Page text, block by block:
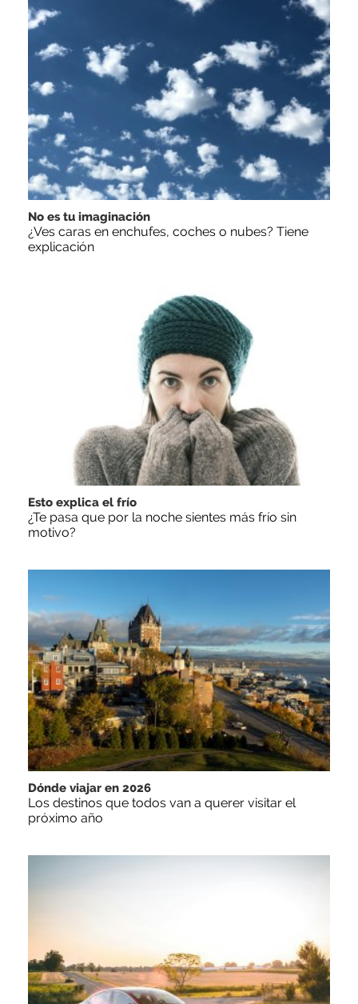
No es tu imaginación
¿Ves caras en enchufes, coches o nubes? Tiene
explicación
Esto explica el frío
¿Te pasa que por la noche sientes más frío sin
motivo?
Dónde viajar en 2026
Los destinos que todos van a querer visitar el
próximo año